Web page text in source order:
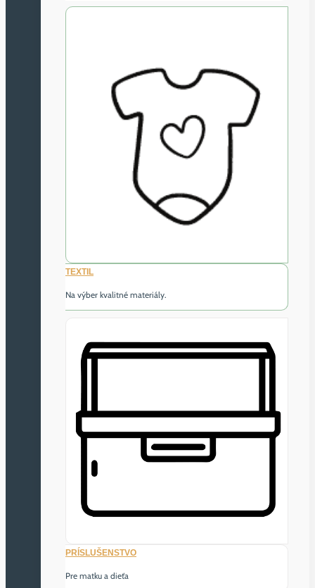
TEXTIL
Na výber kvalitné materiály.
PRÍSLUŠENSTVO
Pre matku a dieťa